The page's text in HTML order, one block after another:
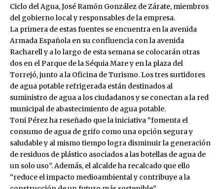
Ciclo del Agua, José Ramón González de Zárate, miembros
del gobierno local y responsables de la empresa.
La primera de estas fuentes se encuentra en la avenida
Armada Española en su confluencia con la avenida
Racharell y a lo largo de esta semana se colocarán otras
dos en el Parque de la Séquia Mare y en la plaza del
Torrejó, junto a la Oficina de Turismo. Los tres surtidores
de agua potable refrigerada están destinados al
suministro de agua a los ciudadanos y se conectan a la red
municipal de abastecimiento de agua potable.
Toni Pérez ha reseñado que la iniciativa “fomenta el
consumo de agua de grifo como una opción segura y
saludable y al mismo tiempo logra disminuir la generación
de residuos de plástico asociados a las botellas de agua de
un solo uso”. Además, el alcalde ha recalcado que ello
“reduce el impacto medioambiental y contribuye a la